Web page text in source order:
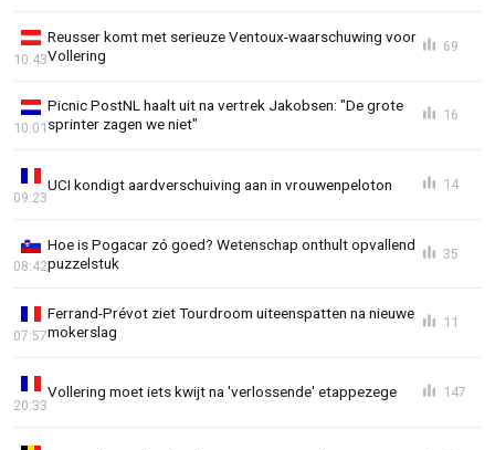
Reusser komt met serieuze Ventoux-waarschuwing voor
Vollering
10:43
69
Picnic PostNL haalt uit na vertrek Jakobsen: "De grote
sprinter zagen we niet"
10:01
16
UCI kondigt aardverschuiving aan in vrouwenpeloton
09:23
14
Hoe is Pogacar zó goed? Wetenschap onthult opvallend
puzzelstuk
08:42
35
Ferrand-Prévot ziet Tourdroom uiteenspatten na nieuwe
mokerslag
07:57
11
Vollering moet iets kwijt na 'verlossende' etappezege
20:33
147